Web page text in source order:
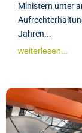
Ministern unter
Jahren...
weiterlesen...